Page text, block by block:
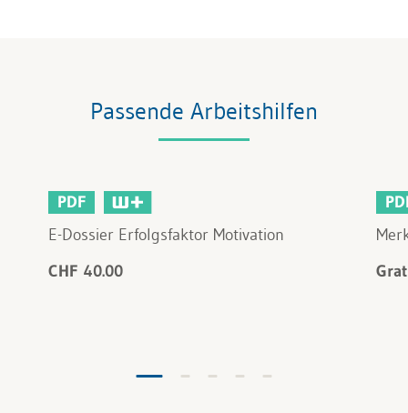
Passende Arbeitshilfen
PDF
E-Dossier Erfolgsfaktor Motivation
CHF 40.00